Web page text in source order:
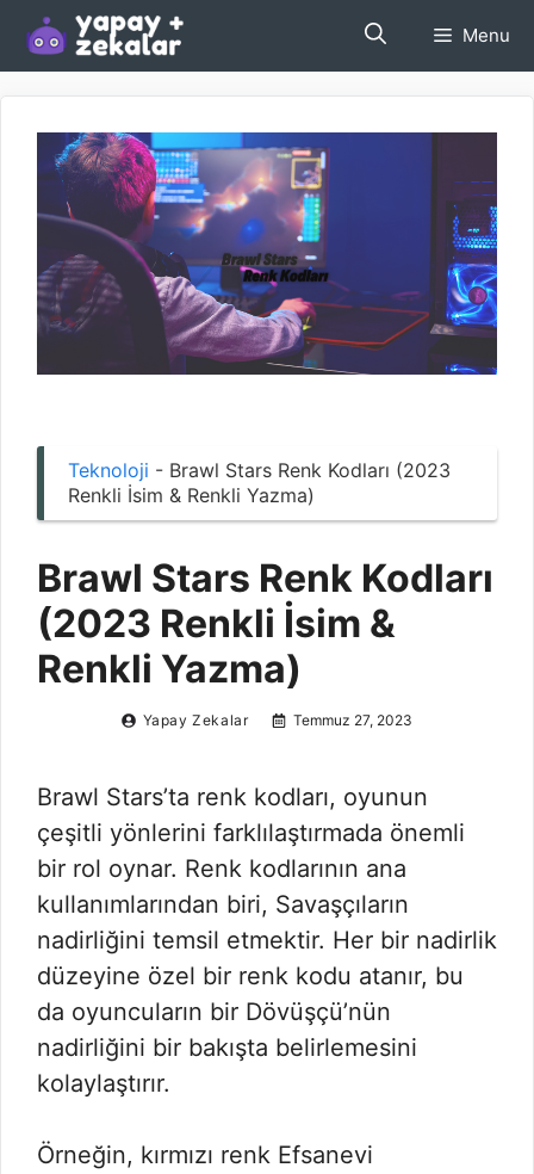
İçeriğe
atla
Menu
Teknoloji - Brawl Stars Renk Kodları (2023
Renkli İsim & Renkli Yazma)
Brawl Stars Renk Kodları
(2023 Renkli İsim &
Renkli Yazma)
Yapay Zekalar Temmuz 27, 2023
Brawl Stars’ta renk kodları, oyunun
çeşitli yönlerini farklılaştırmada önemli
bir rol oynar. Renk kodlarının ana
kullanımlarından biri, Savaşçıların
nadirliğini temsil etmektir. Her bir nadirlik
düzeyine özel bir renk kodu atanır, bu
da oyuncuların bir Dövüşçü’nün
nadirliğini bir bakışta belirlemesini
kolaylaştırır.
Örneğin, kırmızı renk Efsanevi